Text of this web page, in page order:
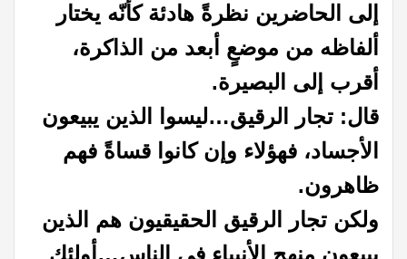
إلى الحاضرين نظرةً هادئة كأنّه يختار
ألفاظه من موضعٍ أبعد من الذاكرة،
أقرب إلى البصيرة.
قال: تجار الرقيق…ليسوا الذين يبيعون
الأجساد، فهؤلاء وإن كانوا قساةً فهم
ظاهرون.
ولكن تجار الرقيق الحقيقيون هم الذين